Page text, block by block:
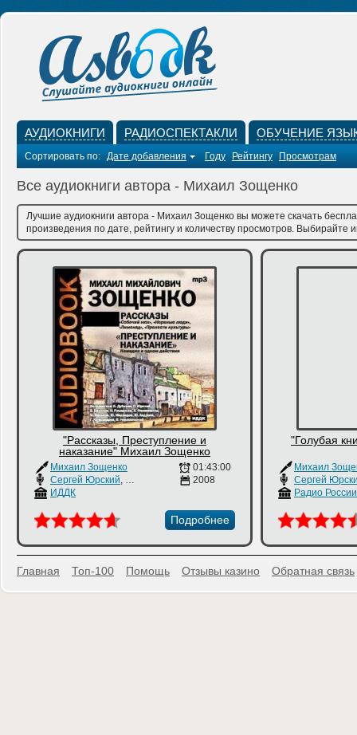
АУДИОКНИГИ РАДИОСПЕКТАКЛИ ОБУЧЕНИЕ
Сортировать по: Дате добавления Году Рейтингу Просмотрам
Все аудиокниги автора - Михаил Зощенко
Лучшие аудиокниги автора - Михаил Зощенко вы можете скачать
произведения по дате, рейтингу и количеству просмотров. Выбирайте
"Рассказы, Преступление и
наказание" Михаил Зощенко
Михаил Зощенко
Сергей Юрский, Валерий Баринов
ИДДК
01:43:00
2008
Подробнее
"Голубая
Михаил
Сергей
Радио России
Главная Топ-100 Помощь Отзывы казино Обратная связь